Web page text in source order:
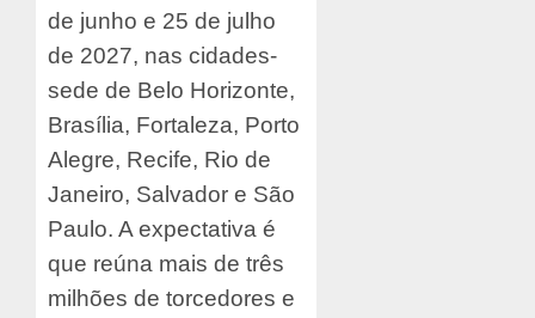
de junho e 25 de julho
de 2027, nas cidades-
sede de Belo Horizonte,
Brasília, Fortaleza, Porto
Alegre, Recife, Rio de
Janeiro, Salvador e São
Paulo. A expectativa é
que reúna mais de três
milhões de torcedores e